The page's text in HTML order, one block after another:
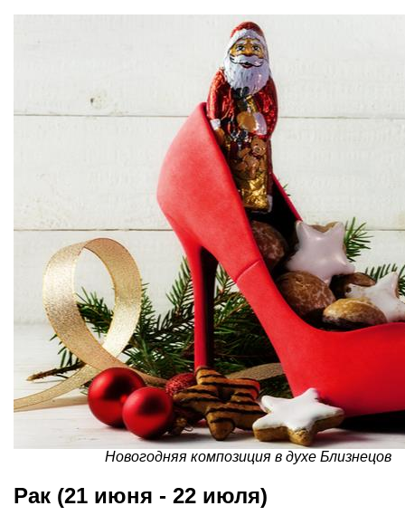
Новогодняя композиция в духе Близнецов
Рак (21 июня - 22 июля)